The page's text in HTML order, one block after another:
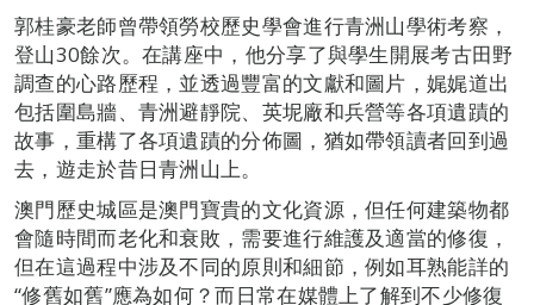
郭桂豪老師曾帶領勞校歷史學會進行青洲山學術考察，
登山30餘次。在講座中，他分享了與學生開展考古田野
調查的心路歷程，並透過豐富的文獻和圖片，娓娓道出
包括圍島牆、青洲避靜院、英坭廠和兵營等各項遺蹟的
故事，重構了各項遺蹟的分佈圖，猶如帶領讀者回到過
去，遊走於昔日青洲山上。
澳門歷史城區是澳門寶貴的文化資源，但任何建築物都
會隨時間而老化和衰敗，需要進行維護及適當的修復，
但在這過程中涉及不同的原則和細節，例如耳熟能詳的
“修舊如舊”應為如何？而日常在媒體上了解到不少修復